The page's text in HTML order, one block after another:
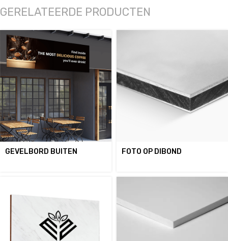
GERELATEERDE PRODUCTEN
GEVELBORD BUITEN FOTO OP DIBOND